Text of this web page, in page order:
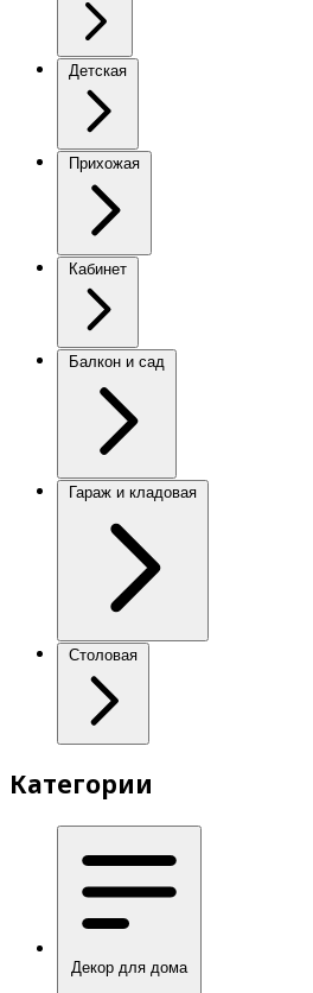
Детская
Прихожая
Кабинет
Балкон и сад
Гараж и кладовая
Столовая
Категории
Декор для дома